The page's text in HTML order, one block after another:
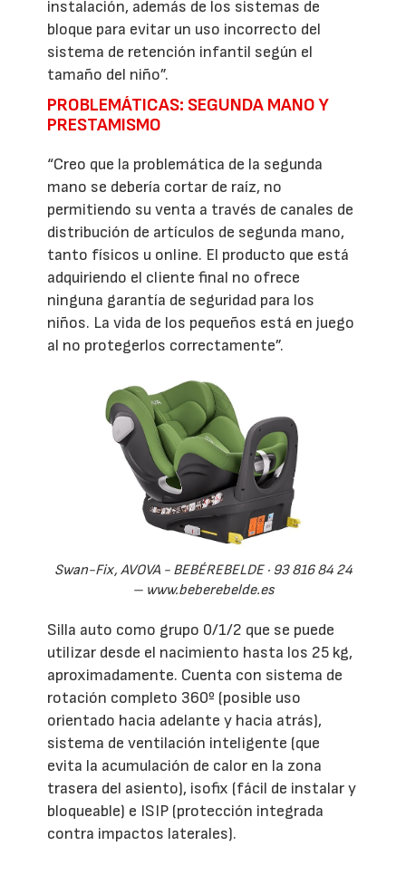
instalación, además de los sistemas de
bloque para evitar un uso incorrecto del
sistema de retención infantil según el
tamaño del niño”.
PROBLEMÁTICAS: SEGUNDA MANO Y
PRESTAMISMO
“Creo que la problemática de la segunda
mano se debería cortar de raíz, no
permitiendo su venta a través de canales de
distribución de artículos de segunda mano,
tanto físicos u online. El producto que está
adquiriendo el cliente final no ofrece
ninguna garantía de seguridad para los
niños. La vida de los pequeños está en juego
al no protegerlos correctamente”.
Swan-Fix, AVOVA - BEBÉREBELDE · 93 816 84 24
– www.beberebelde.es
Silla auto como grupo 0/1/2 que se puede
utilizar desde el nacimiento hasta los 25 kg,
aproximadamente. Cuenta con sistema de
rotación completo 360º (posible uso
orientado hacia adelante y hacia atrás),
sistema de ventilación inteligente (que
evita la acumulación de calor en la zona
trasera del asiento), isofix (fácil de instalar y
bloqueable) e ISIP (protección integrada
contra impactos laterales).